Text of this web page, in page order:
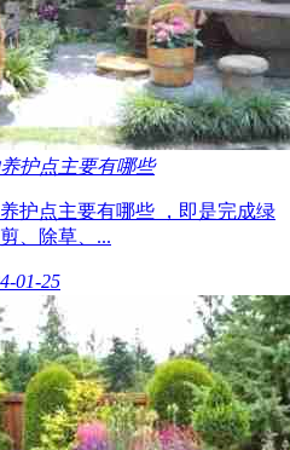
护点主要有哪些
护点主要有哪些 ，即是完成绿
、除草、...
01-25